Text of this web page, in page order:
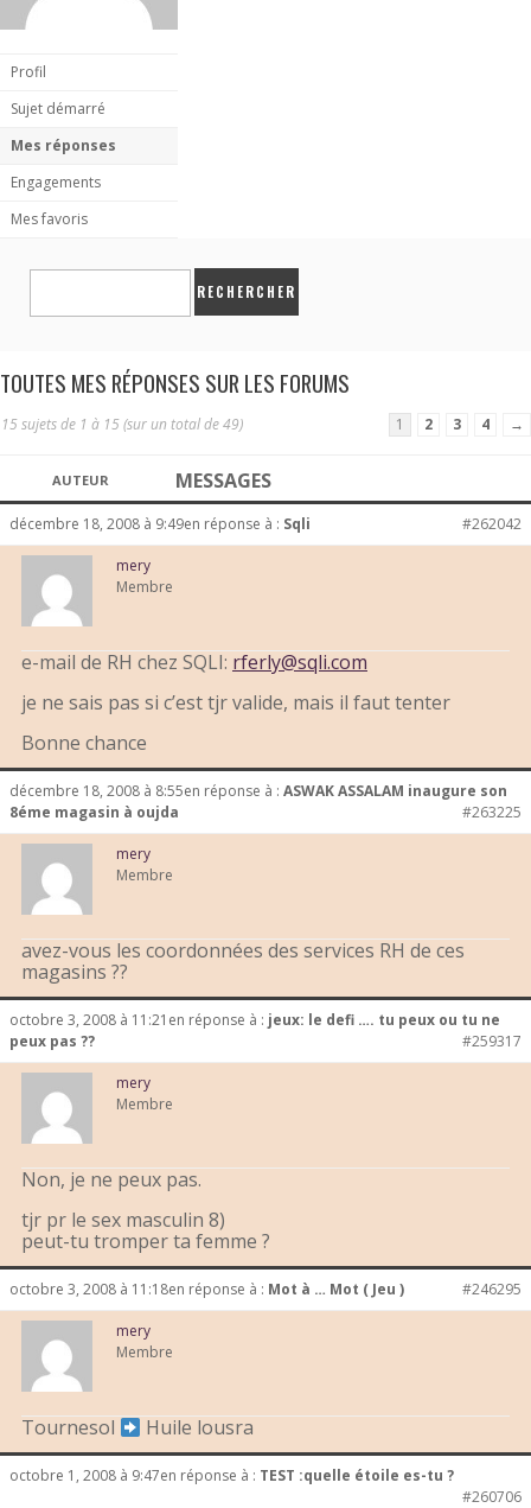
Profil
Sujet démarré
Mes réponses
Engagements
Mes favoris
TOUTES MES RÉPONSES SUR LES FORUMS
15 sujets de 1 à 15 (sur un total de 49) 1 2 3 4 →
AUTEUR MESSAGES
décembre 18, 2008 à 9:49en réponse à : Sqli #262042
mery
Membre
e-mail de RH chez SQLI: rferly@sqli.com
je ne sais pas si c’est tjr valide, mais il faut tenter
Bonne chance
décembre 18, 2008 à 8:55en réponse à : ASWAK ASSALAM inaugure son
8éme magasin à oujda
#263225
mery
Membre
avez-vous les coordonnées des services RH de ces
magasins ??
octobre 3, 2008 à 11:21 en réponse à : jeux: le defi …. tu peux ou tu ne
peux pas ??
#259317
mery
Membre
Non, je ne peux pas.
tjr pr le sex masculin 8)
peut-tu tromper ta femme ?
octobre 3, 2008 à 11:18en réponse à : Mot à … Mot ( Jeu ) #246295
mery
Membre
Tournesol Huile lousra
octobre 1, 2008 à 9:47en réponse à : TEST :quelle étoile es-tu ?
#260706